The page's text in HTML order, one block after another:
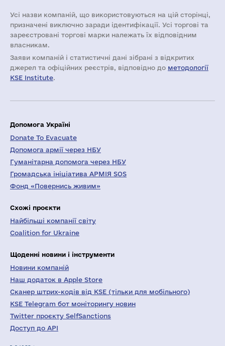
Усі назви компаній, що використовуються на цій сторінці,
призначені виключно заради ідентифікації. Усі торгові та
зареєстровані торгові марки належать їх відповідним
власникам.
Заяви компаній i статистичні дані зібрані з відкритих
джерел та офіційних реєстрів, відповідно до методології
KSE Institute.
Допомога Україні
Donate To Evacuate
Допомога армії через НБУ
Гуманітарна допомога через НБУ
Громадська ініціатива АРМІЯ SOS
Фонд «Повернись живим»
Схожі проєкти
Найбільші компанії світу
Coalition for Ukraine
Щоденні новини і інструменти
Новини компаній
Наш додаток в Apple Store
Сканер штрих-кодів від KSE (тільки для мобільного)
KSE Telegram бот моніторингу новин
Twitter проєкту SelfSanctions
Доступ до API